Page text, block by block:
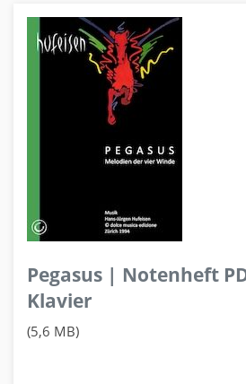
Pegasus | Notenheft
Klavier
(5,6 MB)